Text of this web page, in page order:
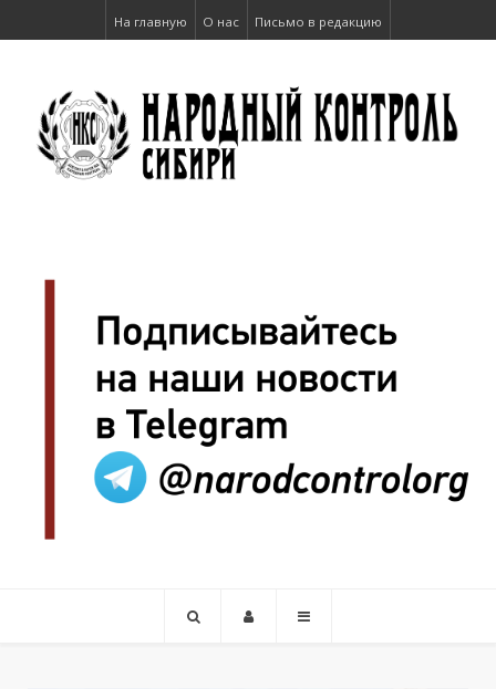
На главную О нас Письмо в редакцию